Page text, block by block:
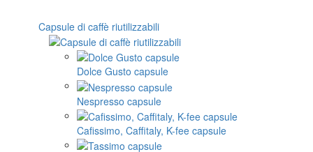
Capsule di caffè riutilizzabili
Dolce Gusto capsule
Nespresso capsule
Cafissimo, Caffitaly, K-fee capsule